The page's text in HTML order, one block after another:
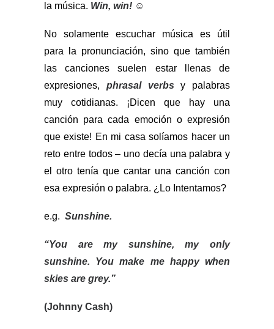
la música. Win, win! ☺
No solamente escuchar música es útil
para la pronunciación, sino que también
las canciones suelen estar llenas de
expresiones, phrasal verbs y palabras
muy cotidianas. ¡Dicen que hay una
canción para cada emoción o expresión
que existe! En mi casa solíamos hacer un
reto entre todos – uno decía una palabra y
el otro tenía que cantar una canción con
esa expresión o palabra. ¿Lo Intentamos?
e.g. Sunshine.
“You are my sunshine, my only
sunshine. You make me happy when
skies are grey.”
(Johnny Cash)